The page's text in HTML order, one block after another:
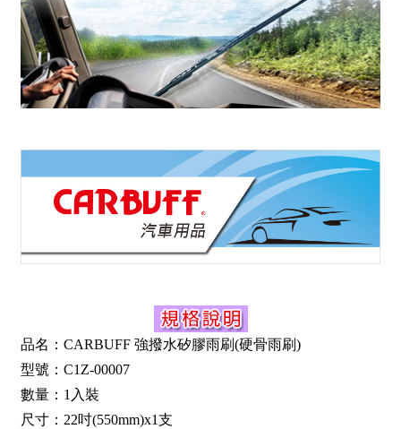
品名：CARBUFF 強撥水矽膠雨刷(硬骨雨刷)
型號：C1Z-00007
數量：1入裝
尺寸：22吋(550mm)x1支